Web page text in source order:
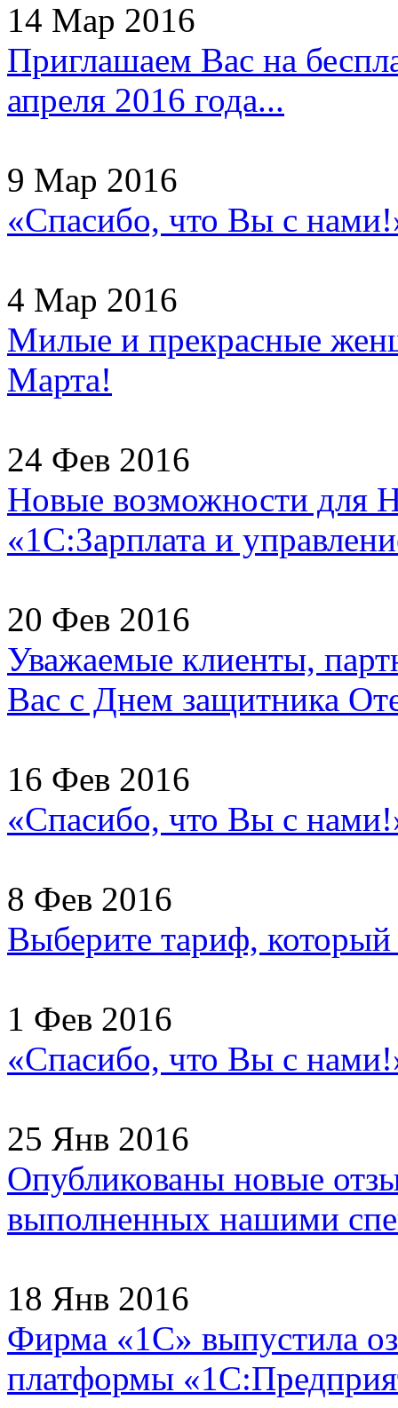
14 Мар 2016
Приглашаем Вас на
апреля 2016 года...
9 Мар 2016
«Спасибо, что Вы с
4 Мар 2016
Милые и прекрасные
Марта!
24 Фев 2016
Новые возможности для
«1С:Зарплата и
20 Фев 2016
Уважаемые клиенты,
Вас с Днем защитника
16 Фев 2016
«Спасибо, что Вы с
8 Фев 2016
Выберите тариф,
1 Фев 2016
«Спасибо, что Вы с
25 Янв 2016
Опубликованы новые
выполненных нашими
18 Янв 2016
Фирма «1С» выпустила
платформы